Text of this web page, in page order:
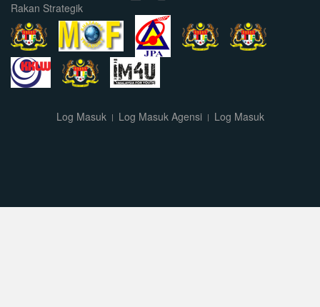
Rakan Strategik
Log Masuk Log Masuk Agensi Log Masuk